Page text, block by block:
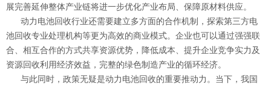
展完善延伸整体产业链将进一步优化产业布局、保障原材料供应。
动力电池回收行业还需要建立多方面的合作机制，探索第三方电
池回收专业处理机构等更为高效的商业模式。企业也可以通过强强联
合、相互合作的方式共享资源优势，降低成本、提升企业竞争实力及
资源回收利用经济效益，完整的绿色制造产业的循环经济。
与此同时，政策无疑是动力电池回收的重要推动力。当下，我国